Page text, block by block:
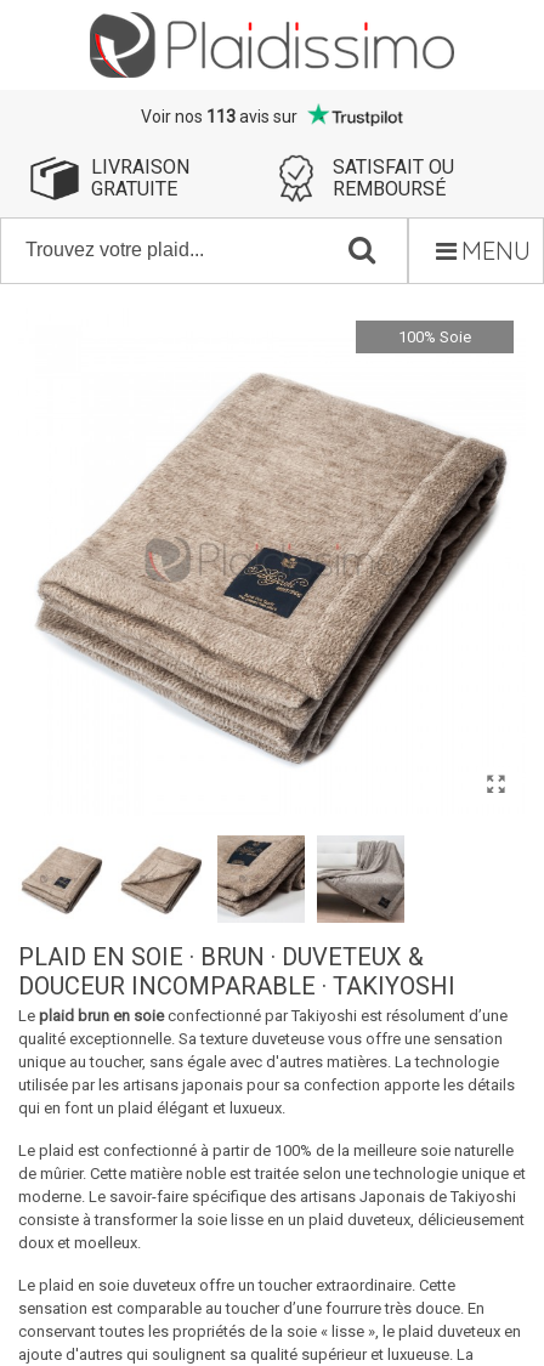
Voir nos 113avis sur
LIVRAISON
GRATUITE
SATISFAIT OU
REMBOURSÉ
MENU
100% Soie
PLAID EN SOIE · BRUN · DUVETEUX &
DOUCEUR INCOMPARABLE · TAKIYOSHI
Le plaid brun en soieconfectionné par Takiyoshi est résolument d’une
qualité exceptionnelle. Sa texture duveteuse vous offre une sensation
unique au toucher, sans égale avec d'autres matières. La technologie
utilisée par les artisans japonais pour sa confection apporte les détails
qui en font un plaid élégant et luxueux.
Le plaid est confectionné à partir de 100% de la meilleure soie naturelle
de mûrier. Cette matière noble est traitée selon une technologie unique et
moderne. Le savoir-faire spécifique des artisans Japonais de Takiyoshi
consiste à transformer la soie lisse en un plaid duveteux, délicieusement
doux et moelleux.
Le plaid en soie duveteux offre un toucher extraordinaire. Cette
sensation est comparable au toucher d’une fourrure très douce. En
conservant toutes les propriétés de la soie « lisse », le plaid duveteux en
ajoute d'autres qui soulignent sa qualité supérieur et luxueuse. La